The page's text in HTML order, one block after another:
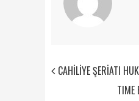
CAHİLİYE ŞERİATI
TIME